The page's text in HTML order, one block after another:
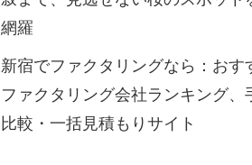
網羅
新宿でファクタリングなら：おす
ファクタリング会社ランキング、
比較・一括見積もりサイト